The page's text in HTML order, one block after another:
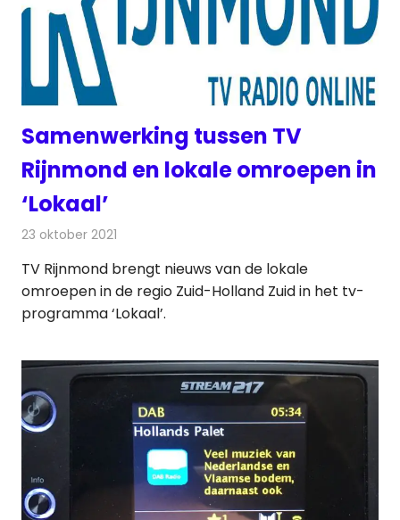
Samenwerking tussen TV
Rijnmond en lokale omroepen in
‘Lokaal’
23 oktober 2021
TV Rijnmond brengt nieuws van de lokale
omroepen in de regio Zuid-Holland Zuid in het tv-
programma ‘Lokaal’.